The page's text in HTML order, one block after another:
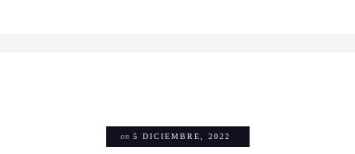
on 5 DICIEMBRE, 2022